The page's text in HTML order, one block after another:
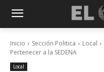
Inicio Sección Politica Local
Pertenecer a la SEDENA
Local